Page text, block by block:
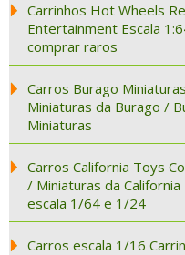
Carrinhos Hot Wheels
Entertainment Escala
comprar raros
Carros Burago
Miniaturas da Burago /
Miniaturas
Carros California Toys
/ Miniaturas da California
escala 1/64 e 1/24
Carros escala 1/16